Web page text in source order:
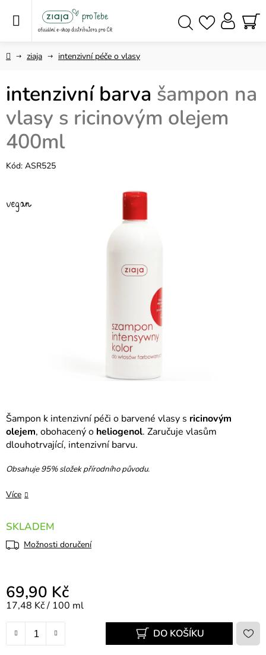
Domůziaja intenzivní péče o vlasy
Šampon k intenzivní péči o barvené vlasy s ricinovým
olejem, obohacený o heliogenol. Zaručuje vlasům
dlouhotrvající, intenzivní barvu.
Obsahuje 95% složek přírodního původu.
Více
SKLADEM
Možnosti doručení
69,90 Kč
Měrná cena:
17,48 Kč / 100 ml
DO KOŠÍKU
intenzivní barva šampon na
vlasy s ricinovým olejem
400ml
Kód: ASR525